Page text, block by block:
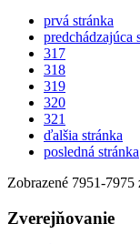
prvá stránka
predchádzajúca
317
318
319
320
321
ďalšia stránka
posledná stránka
Zobrazené 7951-7975
Zverejňovanie